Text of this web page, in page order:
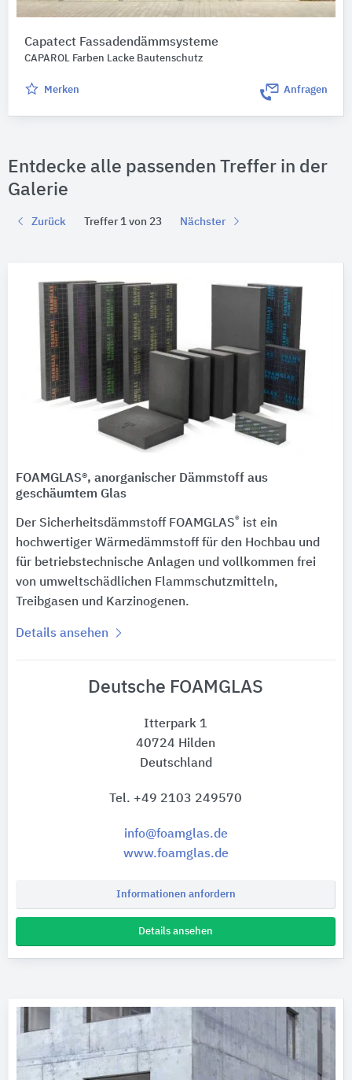
Capatect Fassadendämmsysteme
CAPAROL Farben Lacke Bautenschutz
Merken Anfragen
Entdecke alle passenden Treffer in der
Galerie
Zurück Treffer 1 von 23 Nächster
FOAMGLAS®, anorganischer Dämmstoff aus
geschäumtem Glas
Der Sicherheitsdämmstoff FOAMGLAS® ist ein
hochwertiger Wärmedämmstoff für den Hochbau und
für betriebstechnische Anlagen und vollkommen frei
von umweltschädlichen Flammschutzmitteln,
Treibgasen und Karzinogenen.
Details ansehen
Deutsche FOAMGLAS
Itterpark 1
40724 Hilden
Deutschland
Tel. +49 2103 249570
info@foamglas.de
www.foamglas.de
Informationen anfordern
Details ansehen